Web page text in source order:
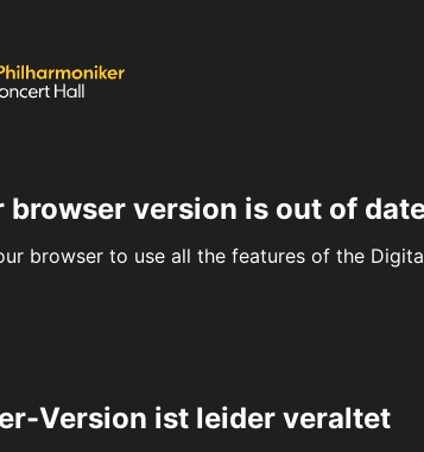
browser version is out of
browser to use all the features of the
Version ist leider veraltet